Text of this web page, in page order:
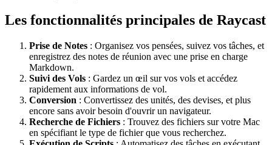
Les fonctionnalités principales de Raycast
Prise de Notes : Organisez vos pensées, suivez vos tâches, et
enregistrez des notes de réunion avec une prise en charge
Markdown.
Suivi des Vols : Gardez un œil sur vos vols et accédez
rapidement aux informations de vol.
Conversion : Convertissez des unités, des devises, et plus
encore sans avoir besoin d'ouvrir un navigateur.
Recherche de Fichiers : Trouvez des fichiers sur votre Mac
en spécifiant le type de fichier que vous recherchez.